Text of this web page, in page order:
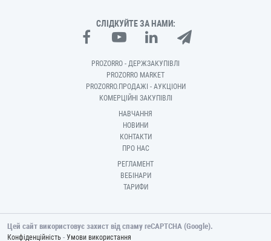
СЛІДКУЙТЕ ЗА НАМИ:
PROZORRO - ДЕРЖЗАКУПІВЛІ
PROZORRO MARKET
PROZORRO.ПРОДАЖІ - АУКЦІОНИ
КОМЕРЦІЙНІ ЗАКУПІВЛІ
НАВЧАННЯ
НОВИНИ
КОНТАКТИ
ПРО НАС
РЕГЛАМЕНТ
ВЕБІНАРИ
ТАРИФИ
Цей сайт використовує захист від спаму reCAPTCHA (Google).
Конфіденційність - Умови використання